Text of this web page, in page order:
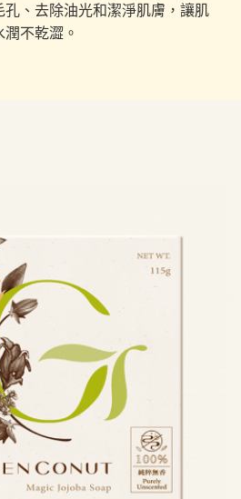
孔、去除油光和潔淨肌膚，讓肌
潤不乾澀。